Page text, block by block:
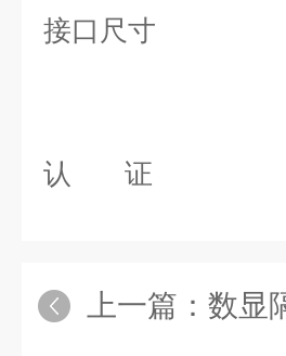
接口尺寸
M20*1.5
G1/4 (
认 证
上一篇： 数显